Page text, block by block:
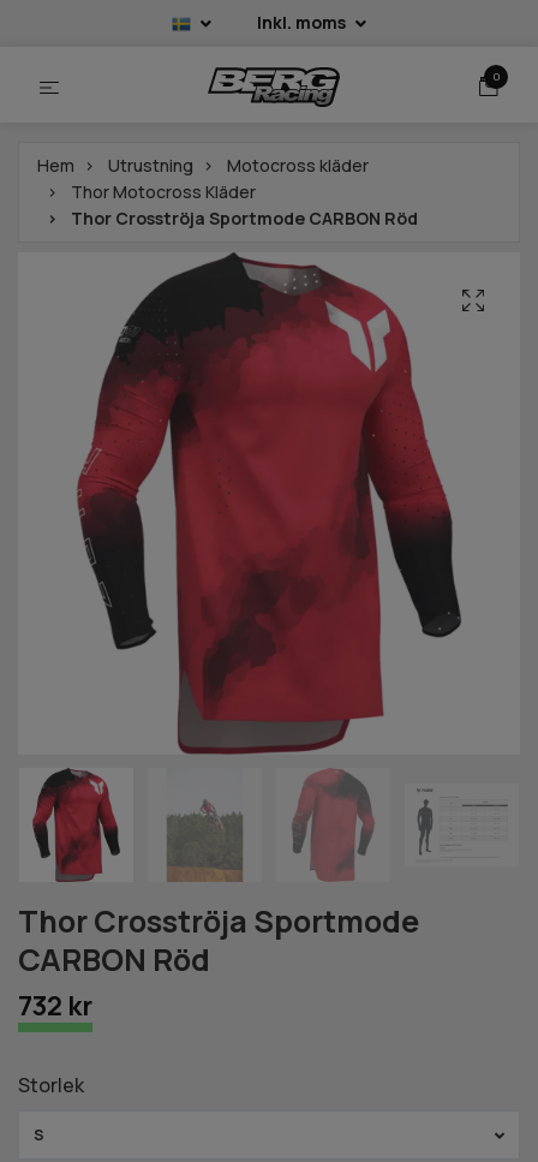
Inkl. moms
0
Hem Utrustning
Motocross kläder
Thor Motocross Kläder
Thor Crosströja Sportmode CARBON Röd
Thor Crosströja Sportmode
CARBON Röd
732 kr
Storlek
S